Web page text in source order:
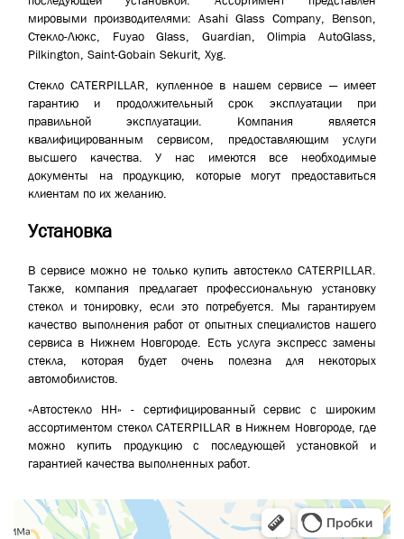
мировыми производителями: Asahi Glass Company, Benson,
Стекло-Люкс, Fuyao Glass, Guardian, Olimpia AutoGlass,
Pilkington, Saint-Gobain Sekurit, Xyg.
Стекло CATERPILLAR, купленное в нашем сервисе — имеет
гарантию и продолжительный срок эксплуатации при
правильной эксплуатации. Компания является
квалифицированным сервисом, предоставляющим услуги
высшего качества. У нас имеются все необходимые
документы на продукцию, которые могут предоставиться
клиентам по их желанию.
Установка
В сервисе можно не только купить автостекло CATERPILLAR.
Также, компания предлагает профессиональную установку
стекол и тонировку, если это потребуется. Мы гарантируем
качество выполнения работ от опытных специалистов нашего
сервиса в Нижнем Новгороде. Есть услуга экспресс замены
стекла, которая будет очень полезна для некоторых
автомобилистов.
«Автостекло НН» - сертифицированный сервис с широким
ассортиментом стекол CATERPILLAR в Нижнем Новгороде, где
можно купить продукцию с последующей установкой и
гарантией качества выполненных работ.